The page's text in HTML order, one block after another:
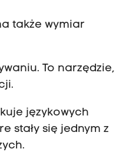
także wymiar
To narzędzie,
językowych
stały się jednym z